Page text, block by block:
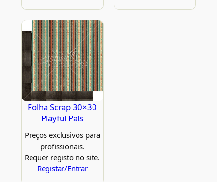
Folha Scrap 30×30
Playful Pals
Preços exclusivos para
profissionais.
Requer registo no site.
Registar/Entrar